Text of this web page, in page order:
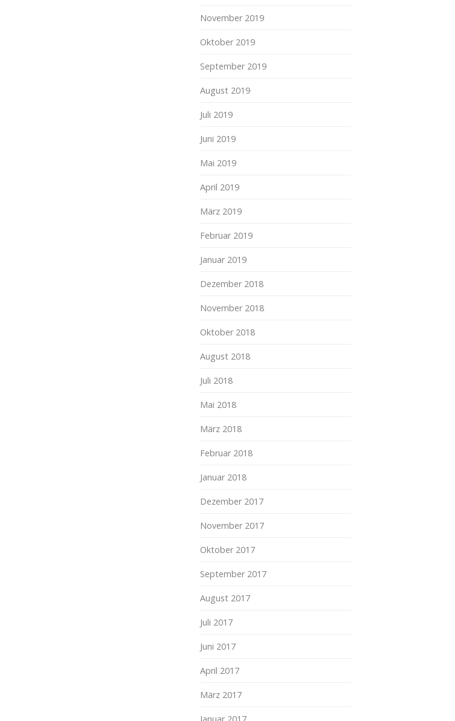
November 2019
Oktober 2019
September 2019
August 2019
Juli 2019
Juni 2019
Mai 2019
April 2019
März 2019
Februar 2019
Januar 2019
Dezember 2018
November 2018
Oktober 2018
August 2018
Juli 2018
Mai 2018
März 2018
Februar 2018
Januar 2018
Dezember 2017
November 2017
Oktober 2017
September 2017
August 2017
Juli 2017
Juni 2017
April 2017
März 2017